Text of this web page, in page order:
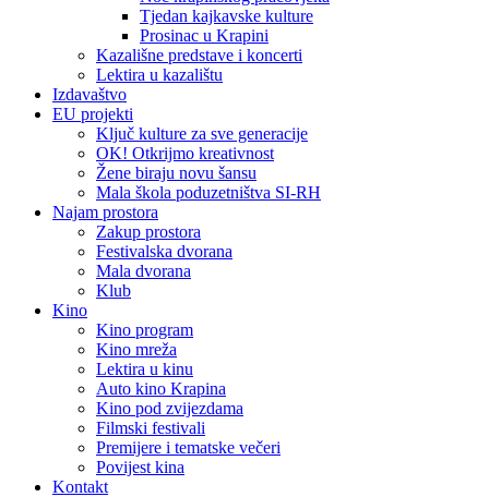
Tjedan kajkavske kulture
Prosinac u Krapini
Kazališne predstave i koncerti
Lektira u kazalištu
Izdavaštvo
EU projekti
Ključ kulture za sve generacije
OK! Otkrijmo kreativnost
Žene biraju novu šansu
Mala škola poduzetništva SI-RH
Najam prostora
Zakup prostora
Festivalska dvorana
Mala dvorana
Klub
Kino
Kino program
Kino mreža
Lektira u kinu
Auto kino Krapina
Kino pod zvijezdama
Filmski festivali
Premijere i tematske večeri
Povijest kina
Kontakt